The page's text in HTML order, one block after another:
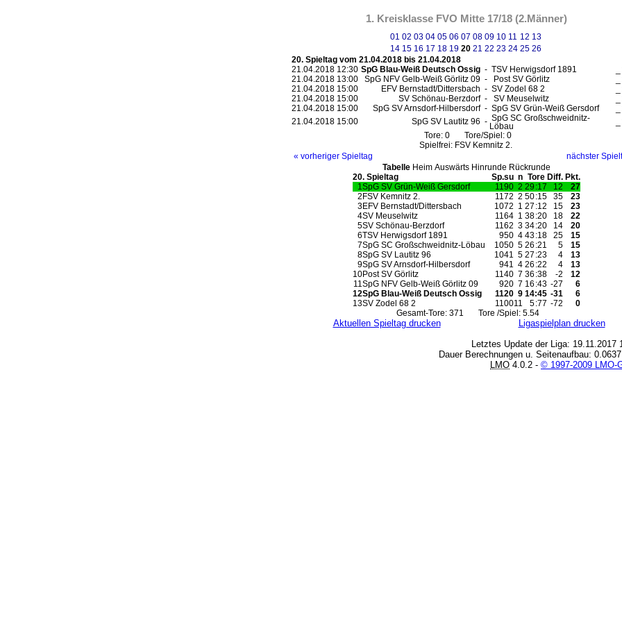
1. Kreisklasse FVO Mitte 17/18 (2.Männer)
01 02 03 04 05 06 07 08 09 10 11 12 13
14 15 16 17 18 19 20 21 22 23 24 25 26
20. Spieltag vom 21.04.2018 bis 21.04.2018
21.04.2018 12:30 SpG Blau-Weiß Deutsch Ossig - TSV Herwigsdorf 1891
21.04.2018 13:00
SpG NFV Gelb-Weiß Görlitz 09 - Post SV Görlitz
21.04.2018 15:00
EFV Bernstadt/Dittersbach - SV Zodel 68 2
21.04.2018 15:00
SV Schönau-Berzdorf - SV Meuselwitz
21.04.2018 15:00
SpG SV Arnsdorf-Hilbersdorf - SpG SV Grün-Weiß Gersdorf
21.04.2018 15:00
SpG SV Lautitz 96 - SpG SC Großschweidnitz-
Löbau
Tore: 0 Tore/Spiel: 0
Spielfrei: FSV Kemnitz 2.
« vorheriger Spieltag
nächster
Tabelle Heim Auswärts Hinrunde Rückrunde
20. Spieltag
Sp.su n Tore Diff. Pkt.
1SpG SV Grün-Weiß Gersdorf 1190 2 29 :17 12
27
2 FSV Kemnitz 2. 1172 2 50:15 35
23
3EFV Bernstadt/Dittersbach 1072 1 27 :12 15
23
4SV Meuselwitz 1164 1 38:20 18
22
5SV Schönau-Berzdorf 1162 3 34:20 14
20
6TSV Herwigsdorf 1891 950 4 43:18 25
15
7SpG SC Großschweidnitz-Löbau 1050 5 26 :21 5
15
8SpG SV Lautitz 96 1041 5 27 :23 4
13
9SpG SV Arnsdorf-Hilbersdorf 941 4 26 :22 4
13
10Post SV Görlitz 1140 7 36 :38 -2
12
11SpG NFV Gelb-Weiß Görlitz 09 920 7 16 :43 -27
6
12SpG Blau-Weiß Deutsch Ossig 1120 9 14:45 -31
6
13SV Zodel 68 2 110011 5:77 -72
0
Gesamt-Tore: 371 Tore /Spiel: 5.54
Aktuellen Spieltag drucken
Ligaspielplan drucken
Letztes Update der Liga: 19.11.2017
Dauer Berechnungen u. Seitenaufbau:
LMO 4.0.2 - © 1997-2009 LMO-